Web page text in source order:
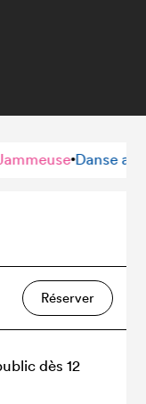
•Danse
Réserver
dès 12